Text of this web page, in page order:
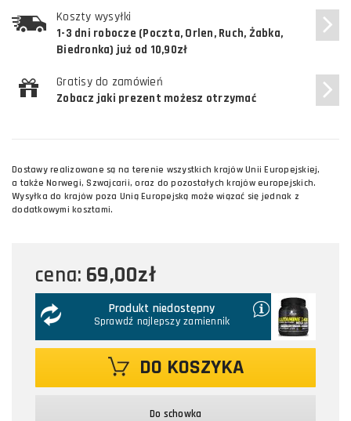
Koszty wysyłki
1-3 dni robocze (Poczta, Orlen, Ruch, Żabka,
Biedronka) już od 10,90zł
Gratisy do zamówień
Zobacz jaki prezent możesz otrzymać
Dostawy realizowane są na terenie wszystkich krajów Unii Europejskiej,
a także Norwegi, Szwajcarii, oraz do pozostałych krajów europejskich.
Wysyłka do krajów poza Unią Europejską może wiązać się jednak z
dodatkowymi kosztami.
cena: 69,00zł
Produkt niedostępny
Sprawdź najlepszy zamiennik
DO KOSZYKA
Do schowka